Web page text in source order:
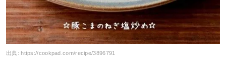
出典:https://cookpad.com/recipe/3896791